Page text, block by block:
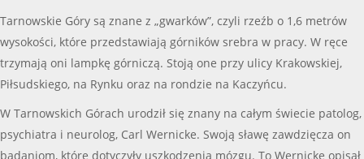
Tarnowskie Góry są znane z „gwarków”, czyli rzeźb o 1,6 metrów
wysokości, które przedstawiają górników srebra w pracy. W ręce
trzymają oni lampkę górniczą. Stoją one przy ulicy Krakowskiej,
Piłsudskiego, na Rynku oraz na rondzie na Kaczyńcu.
W Tarnowskich Górach urodził się znany na całym świecie patolog,
psychiatra i neurolog, Carl Wernicke. Swoją sławę zawdzięcza on
badaniom, które dotyczyły uszkodzenia mózgu. To Wernicke opisał